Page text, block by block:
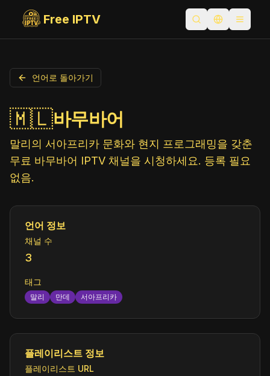
Free IPTV 검색 열기언어 전환
언어로 돌아가기
🇲🇱바무바어
말리의 서아프리카 문화와 현지 프로그래밍을 갖춘
무료 바무바어 IPTV 채널을 시청하세요. 등록 필요
없음.
언어 정보
채널 수
3
태그
말리 만데 서아프리카
플레이리스트 정보
플레이리스트 URL